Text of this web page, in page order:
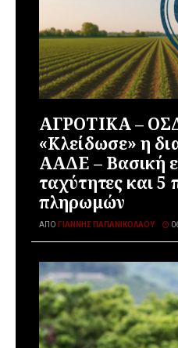
ΑΓΡΟΤΙΚΑ –
«Κλείδωσε» η
ΑΑΔΕ – Βασική
ταχύτητες και 5
πληρωμών
ΑΠΌ ΓΙΆΝΝΗΣ ΠΑΠΑΝΙΚΟΛΆΟΥ